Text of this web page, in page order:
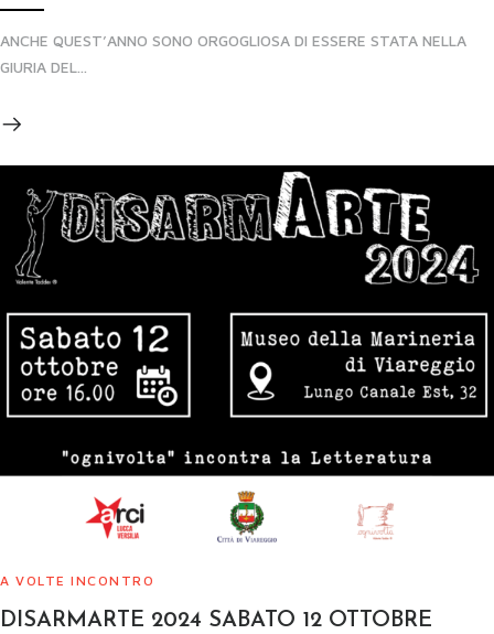
ANCHE QUEST’ANNO SONO ORGOGLIOSA DI ESSERE STATA NELLA
GIURIA DEL...
A VOLTE INCONTRO
DISARMARTE 2024 SABATO 12 OTTOBRE